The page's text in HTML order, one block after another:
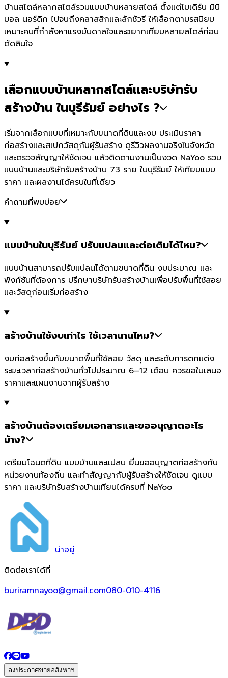
บ้านสไตล์หลากสไตล์รวมแบบบ้านหลายสไตล์ ตั้งแต่โมเดิร์น มินิ
มอล นอร์ดิก ไปจนถึงคลาสสิกและลักชัวรี ให้เลือกตามรสนิยม
เหมาะคนที่กำลังหาแรงบันดาลใจและอยากเทียบหลายสไตล์ก่อน
ตัดสินใจ
เลือกแบบบ้านหลากสไตล์และบริษัทรับ
สร้างบ้าน ในบุรีรัมย์ อย่างไร ?
เริ่มจากเลือกแบบที่เหมาะกับขนาดที่ดินและงบ ประเมินราคา
ก่อสร้างและสเปกวัสดุกับผู้รับสร้าง ดูรีวิวผลงานจริงในจังหวัด
และตรวจสัญญาให้ชัดเจน แล้วติดตามงานเป็นงวด NaYoo รวม
แบบบ้านและบริษัทรับสร้างบ้าน 73 ราย ในบุรีรัมย์ ให้เทียบแบบ
ราคา และผลงานได้ครบในที่เดียว
คำถามที่พบบ่อย
แบบบ้านในบุรีรัมย์ ปรับแปลนและต่อเติมได้ไหม?
แบบบ้านสามารถปรับแปลนได้ตามขนาดที่ดิน งบประมาณ และ
ฟังก์ชันที่ต้องการ ปรึกษาบริษัทรับสร้างบ้านเพื่อปรับพื้นที่ใช้สอย
และวัสดุก่อนเริ่มก่อสร้าง
สร้างบ้านใช้งบเท่าไร ใช้เวลานานไหม?
งบก่อสร้างขึ้นกับขนาดพื้นที่ใช้สอย วัสดุ และระดับการตกแต่ง
ระยะเวลาก่อสร้างบ้านทั่วไปประมาณ 6–12 เดือน ควรขอใบเสนอ
ราคาและแผนงานจากผู้รับสร้าง
สร้างบ้านต้องเตรียมเอกสารและขออนุญาตอะไร
บ้าง?
เตรียมโฉนดที่ดิน แบบบ้านและแปลน ยื่นขออนุญาตก่อสร้างกับ
หน่วยงานท้องถิ่น และทำสัญญากับผู้รับสร้างให้ชัดเจน ดูแบบ
ราคา และบริษัทรับสร้างบ้านเทียบได้ครบที่ NaYoo
น่าอยู่
ติดต่อเราได้ที่
buriramnayoo@gmail.com080-010-4116
ลงประกาศขายอสังหาฯ